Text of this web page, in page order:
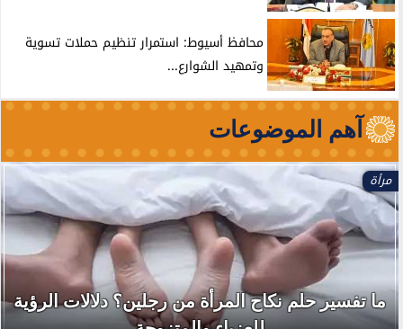
محافظ أسيوط: استمرار تنظيم حملات تسوية
وتمهيد الشوارع...
آهم الموضوعات
مرأة
ما تفسير حلم نكاح المرأة من رجلين؟ دلالات الرؤية